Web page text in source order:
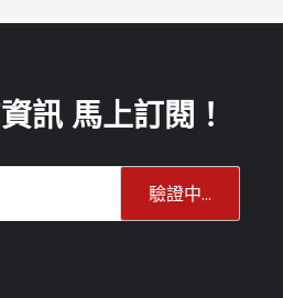
訊 馬上訂閱！